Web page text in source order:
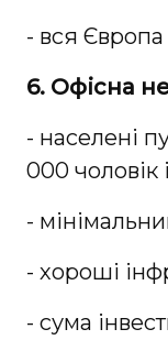
- вся Європа
6. Офісна
- населені
000 чоловік
-
- хороші
- сума